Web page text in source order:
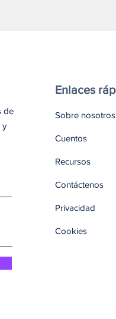
de
y
Enlaces
Sobre nosotros
Cuentos
Recursos
Contáctenos
Privacidad
Cookies